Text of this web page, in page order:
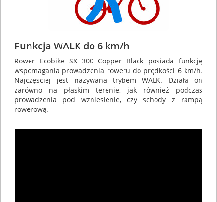
Funkcja WALK do 6 km/h
Rower Ecobike SX 300 Copper Black posiada funkcję
wspomagania prowadzenia roweru do prędkości 6 km/h.
Najczęściej jest nazywana trybem WALK. Działa on
zarówno na płaskim terenie, jak również podczas
prowadzenia pod wzniesienie, czy schody z rampą
rowerową.